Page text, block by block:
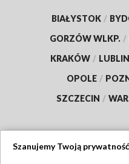
BIAŁYSTOK /
GORZÓW WLKP. /
KRAKÓW / LUBLIN
OPOLE /
SZCZECIN /
Szanujemy Twoją prywatność